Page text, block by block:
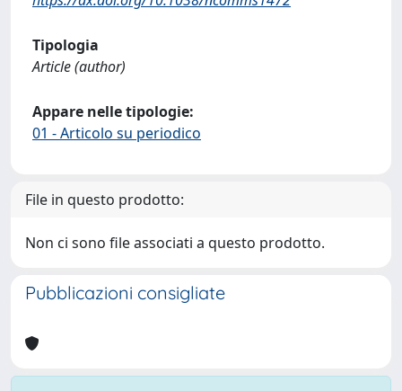
Tipologia
Article (author)
Appare nelle tipologie:
01 - Articolo su periodico
File in questo prodotto:
Non ci sono file associati a questo prodotto.
Pubblicazioni consigliate